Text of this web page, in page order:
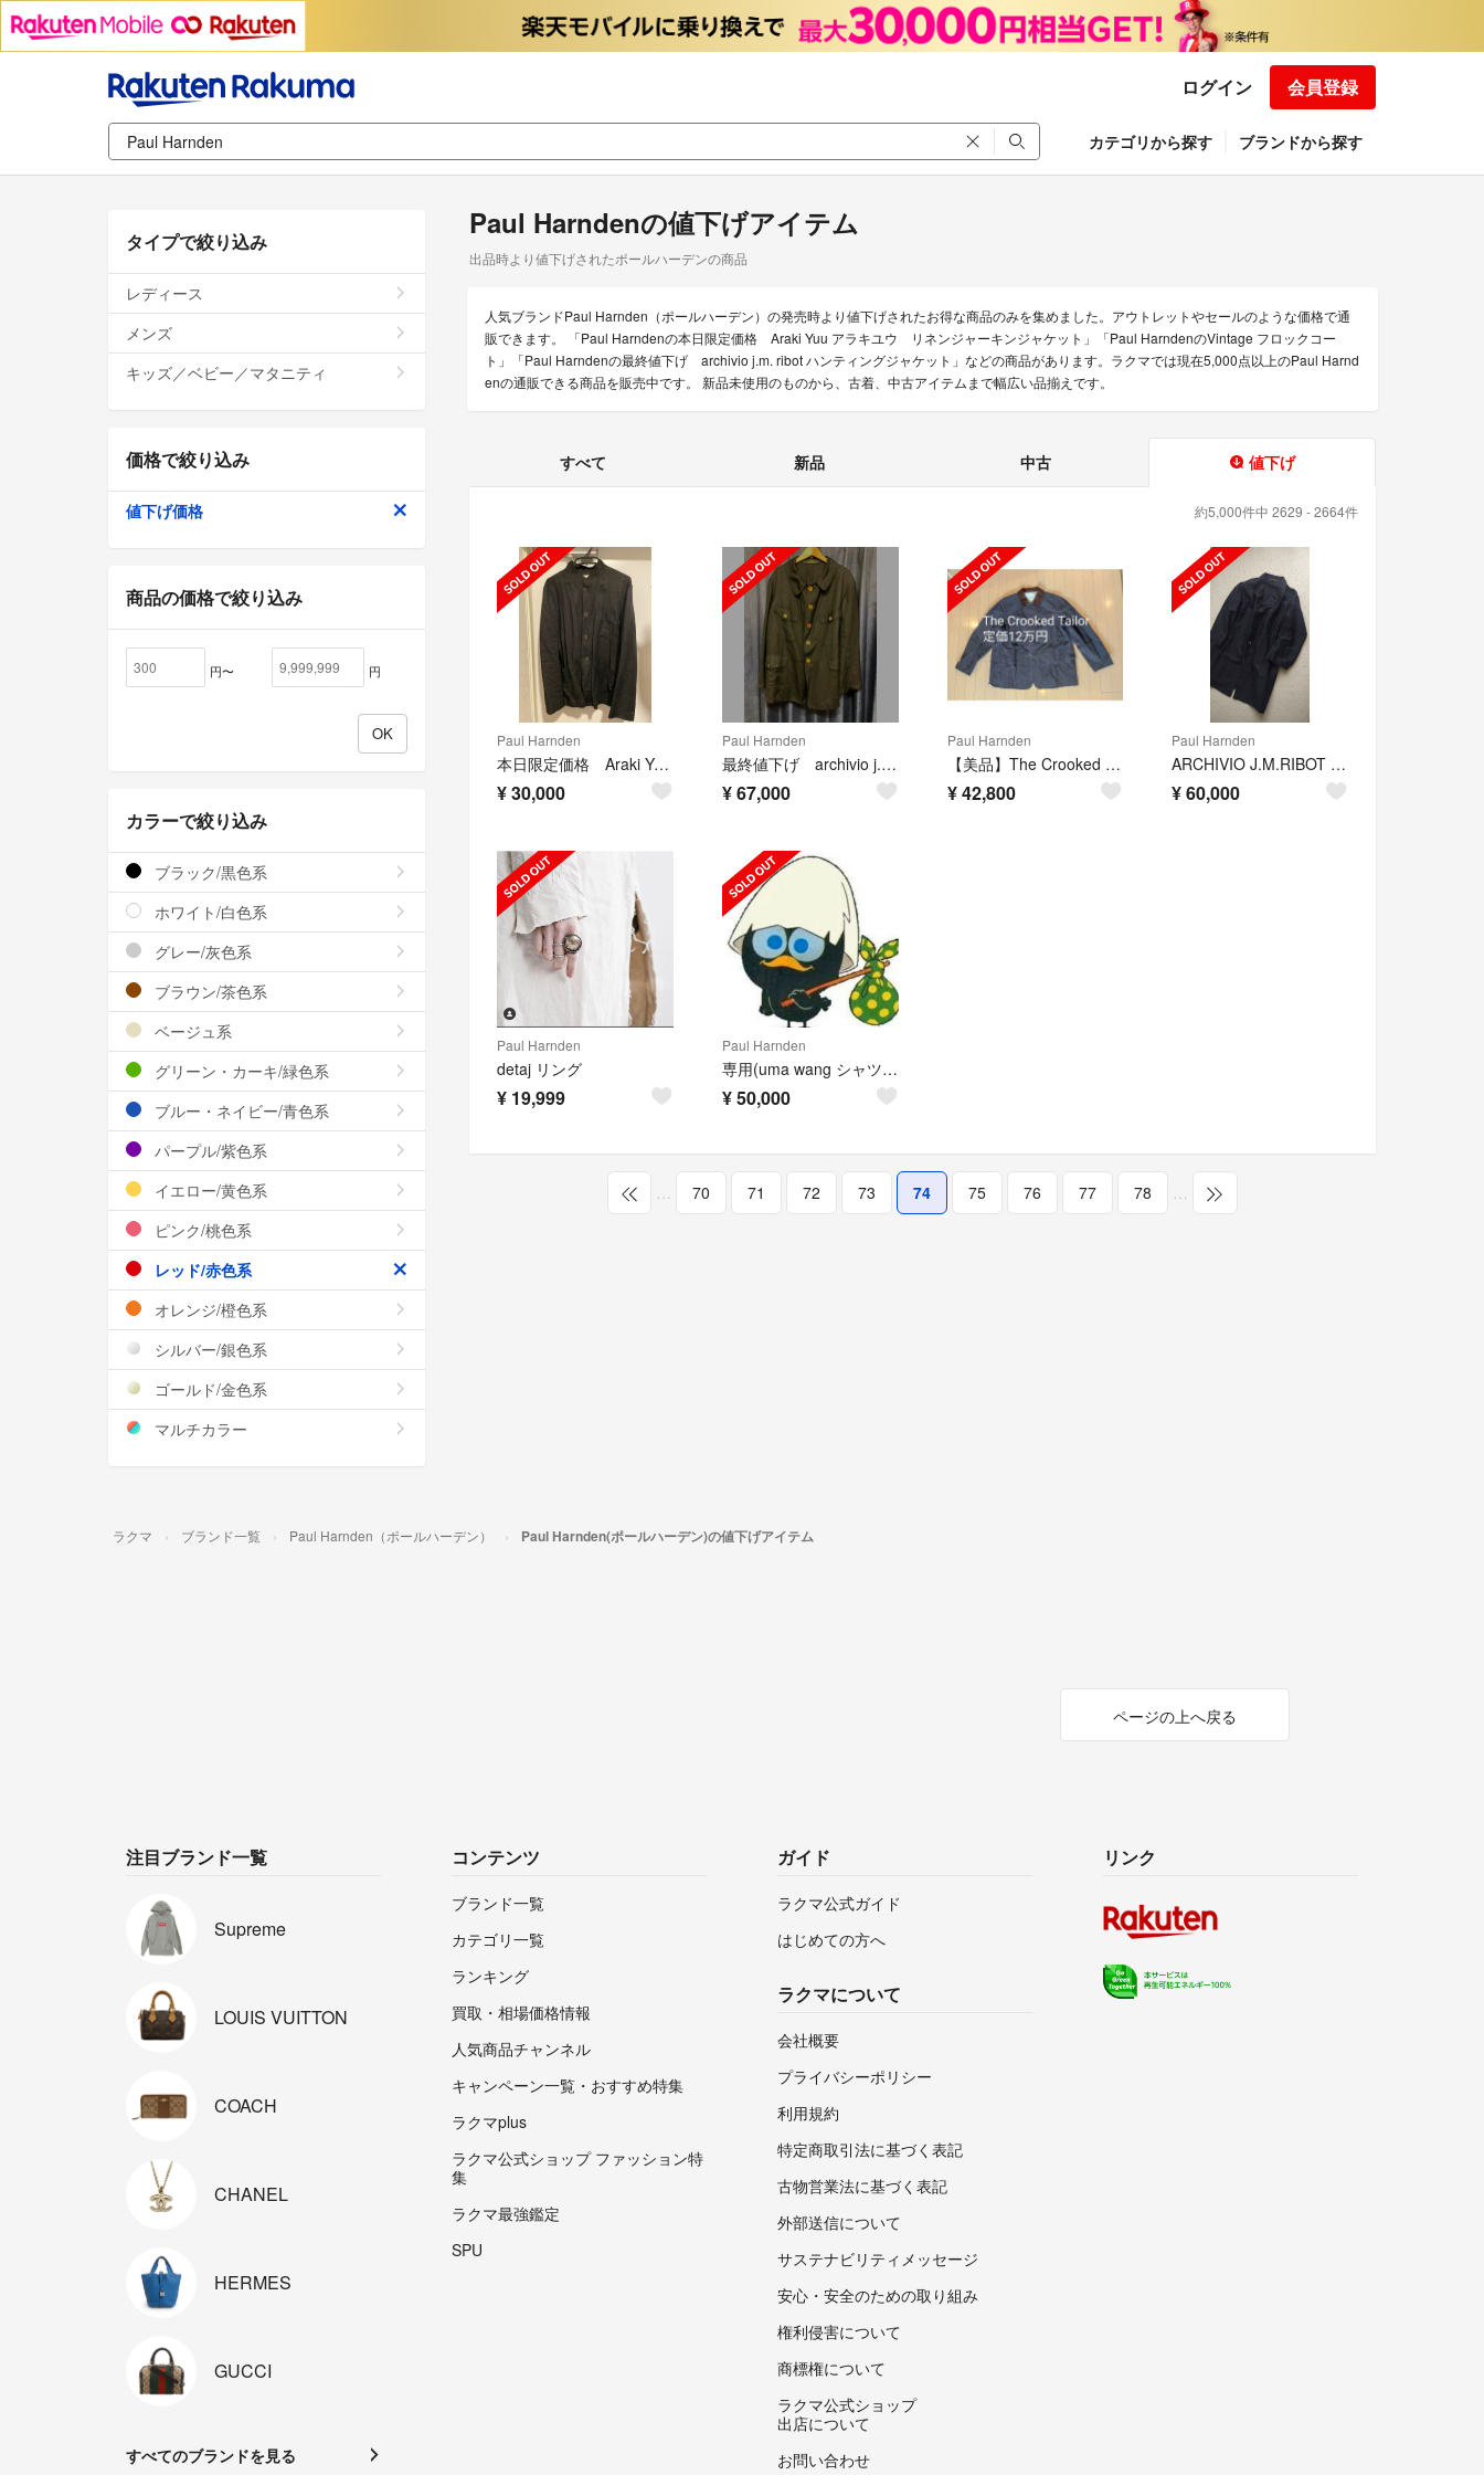
ログイン 会員登録
カテゴリから探す ブランドから探す
Paul Harndenの値下げアイテム
出品時より値下げされたポールハーデンの商品
人気ブランドPaul Harnden（ポールハーデン）の発売時より値下げされたお得な商品のみを集めました。アウトレットやセールのような価格で通
販できます。 「Paul Harndenの本日限定価格 Araki Yuu アラキユウ リネンジャーキンジャケット」「Paul HarndenのVintage フロックコー
ト」「Paul Harndenの最終値下げ archivio j.m. ribot ハンティングジャケット」などの商品があります。ラクマでは現在5,000点以上のPaul Harnd
enの通販できる商品を販売中です。 新品未使用のものから、古着、中古アイテムまで幅広い品揃えです。
すべて 新品 中古 値下げ
約5,000件中 2629 - 2664件
Paul Harnden
本日限定価格 Araki Yuu アラキユウ リネンジャーキンジャケット
¥30,000
Paul Harnden
最終値下げ archivio j.m. ribot ハンティングジャケット
¥67,000
Paul Harnden
【美品】The Crooked Tailor ハンティングコート 48
¥42,800
Paul Harnden
ARCHIVIO J.M.RIBOT リネンコート
¥60,000
Paul Harnden
detaj リング
¥ 19,999
Paul Harnden
専用(uma wang シャツ+リング)
¥50,000
… 70 71 72 73 74 75 76 77 78 …
タイプで絞り込み
レディース
メンズ
キッズ／ベビー／マタニティ
価格で絞り込み
値下げ価格
商品の価格で絞り込み
円〜 円
カラーで絞り込み
ブラック/黒色系
ホワイト/白色系
グレー/灰色系
ブラウン/茶色系
ベージュ系
グリーン・カーキ/緑色系
ブルー・ネイビー/青色系
パープル/紫色系
イエロー/黄色系
ピンク/桃色系
レッド/赤色系
オレンジ/橙色系
シルバー/銀色系
ゴールド/金色系
マルチカラー
ラクマ ブランド一覧 Paul Harnden（ポールハーデン） Paul Harnden(ポールハーデン)の値下げアイテム
ページの上へ戻る
注目ブランド一覧
Supreme
LOUIS VUITTON
COACH
CHANEL
HERMES
GUCCI
すべてのブランドを見る
コンテンツ
ブランド一覧
カテゴリ一覧
ランキング
買取・相場価格情報
人気商品チャンネル
キャンペーン一覧・おすすめ特集
ラクマplus
ラクマ公式ショップ ファッション特
集
ラクマ最強鑑定
SPU
ガイド
ラクマ公式ガイド
はじめての方へ
ラクマについて
会社概要
プライバシーポリシー
利用規約
特定商取引法に基づく表記
古物営業法に基づく表記
外部送信について
サステナビリティメッセージ
安心・安全のための取り組み
権利侵害について
商標権について
ラクマ公式ショップ
出店について
お問い合わせ
リンク